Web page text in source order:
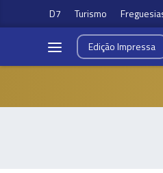
D7 Turismo
EdiçãoImpressa